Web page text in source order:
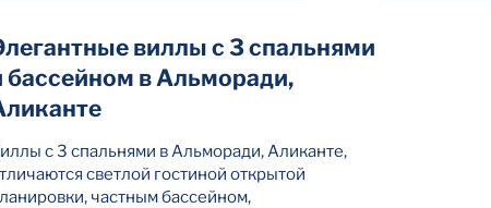
виллы с 3 спальнями
бассейном в Альморади,
с 3 спальнями в Альморади, Аликанте,
светлой гостиной открытой
частным бассейном,